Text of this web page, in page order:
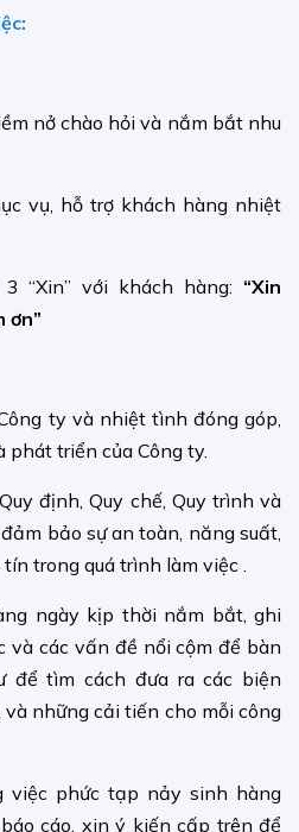
nở chào hỏi và nắm bắt nhu
vụ, hỗ trợ khách hàng nhiệt
“Xin” với khách hàng: “Xin
ơn”
ty và nhiệt tình đóng góp,
triển của Công ty.
định, Quy chế, Quy trình và
bảo sự an toàn, năng suất,
trong quá trình làm việc .
ngày kịp thời nắm bắt, ghi
và các vấn đề nổi cộm để bàn
để tìm cách đưa ra các biện
những cải tiến cho mỗi công
việc phức tạp nảy sinh hàng
cáo, xin ý kiến cấp trên để